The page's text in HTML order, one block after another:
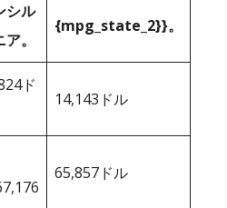
シル
。
{mpg_state_2}}。
ド
14,143ドル
65,857ドル